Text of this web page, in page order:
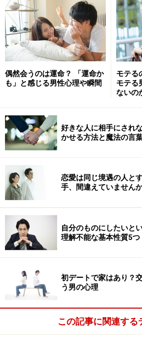
リアル系出会い方法の変遷
Googleトレンドは、キーワードやト
レンドを確認するWebツールです。
トレンドでの検索結果。期間は
8月30日、検索範囲は日本。つまり
それぞれの言葉がどれだけ検索さ
たれたかという変遷が分かるという
これらをベースに、それぞれの項目
する企業の情報やガイドの経験値を
ましょう。
■実は今も開催件数を増や
む「婚活パーティ」
前述の図表で「青」のグラフが示す
や恋活パーティです。今回の3つ
く数十年の歴史がありますが、出会
く、じわじわと上昇していて、近
増やしています。
偶然会うのは運命？ 「運命か
も」と感じる男性心理や瞬間
モテる
モテる
ないの
好きな人に相手にされ
かせる方法と魔法の言
恋愛は同じ境遇の人と
手、間違えていません
自分のものにしたいと
理解不能な基本性質5つ
初デートで家はあり？
う男の心理
この記事に関連する